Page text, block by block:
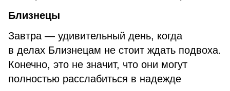
Близнецы
Завтра — удивительный день, когда
в делах Близнецам не стоит ждать подвоха.
Конечно, это не значит, что они могут
полностью расслабиться в надежде